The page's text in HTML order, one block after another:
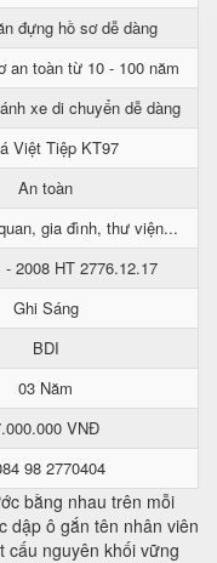
đựng hồ sơ dễ dàng
an toàn từ 10 - 100 năm
xe di chuyển dễ dàng
Việt Tiệp KT97
An toàn
gia đình, thư viện...
- 2008 HT 2776.12.17
Ghi Sáng
BDI
03 Năm
VNĐ
98 2770404
bằng nhau trên mỗi
dập ô gắn tên nhân viên
cấu nguyên khối vững